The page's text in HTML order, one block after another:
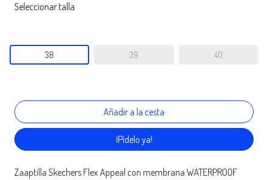
Seleccionar talla
38 39 40
¡Pídelo ya!
Zaaptilla Skechers Flex Appeal con membrana WATERPROOF